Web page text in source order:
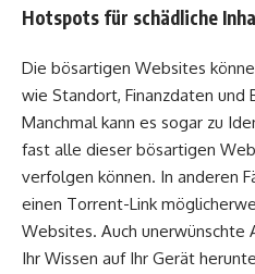
Hotspots für schädliche
Die bösartigen Websites
wie Standort, Finanzdaten und
Manchmal kann es sogar zu
fast alle dieser bösartigen
verfolgen können. In anderen
einen Torrent-Link
Websites. Auch unerwünschte
Ihr Wissen auf Ihr Gerät